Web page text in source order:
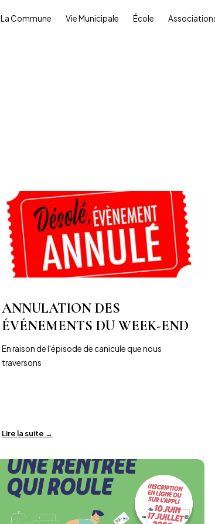
La Commune Vie Municipale École
ANNULATION DES
ÉVÉNEMENTS DU WEEK-END
En raison de l'épisode de canicule que nous
traversons
Lire la suite →